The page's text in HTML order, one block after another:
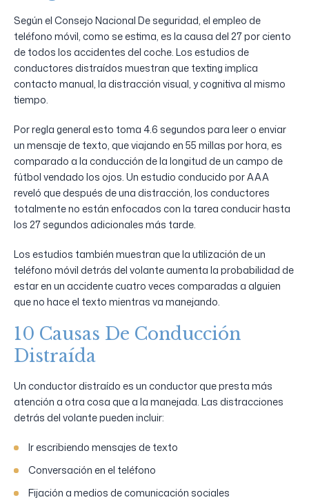
Según el Consejo Nacional De seguridad, el empleo de
teléfono móvil, como se estima, es la causa del 27 por ciento
de todos los accidentes del coche. Los estudios de
conductores distraídos muestran que texting implica
contacto manual, la distracción visual, y cognitiva al mismo
tiempo.
Por regla general esto toma 4.6 segundos para leer o enviar
un mensaje de texto, que viajando en 55 millas por hora, es
comparado a la conducción de la longitud de un campo de
fútbol vendado los ojos. Un estudio conducido por AAA
reveló que después de una distracción, los conductores
totalmente no están enfocados con la tarea conducir hasta
los 27 segundos adicionales más tarde.
Los estudios también muestran que la utilización de un
teléfono móvil detrás del volante aumenta la probabilidad de
estar en un accidente cuatro veces comparadas a alguien
que no hace el texto mientras va manejando.
10 Causas De Conducción
Distraída
Un conductor distraído es un conductor que presta más
atención a otra cosa que a la manejada. Las distracciones
detrás del volante pueden incluir:
Ir escribiendo mensajes de texto
Conversación en el teléfono
Fijación a medios de comunicación sociales